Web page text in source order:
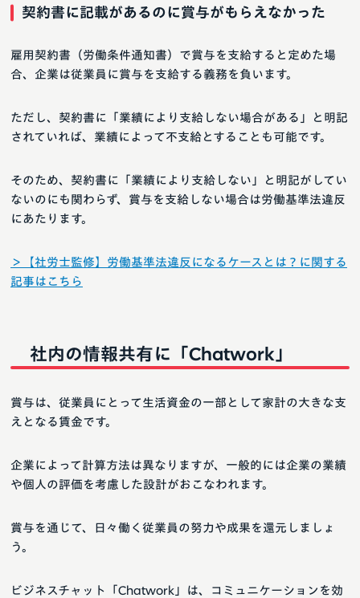
契約書に記載があるのに賞与がもらえなかった
雇用契約書（労働条件通知書）で賞与を支給すると定めた場
合、企業は従業員に賞与を支給する義務を負います。
ただし、契約書に「業績により支給しない場合がある」と明記
されていれば、業績によって不支給とすることも可能です。
そのため、契約書に「業績により支給しない」と明記がしてい
ないのにも関わらず、賞与を支給しない場合は労働基準法違反
にあたります。
＞【社労士監修】労働基準法違反になるケースとは？に関する
記事はこちら
社内の情報共有に「Chatwork」
賞与は、従業員にとって生活資金の一部として家計の大きな支
えとなる賃金です。
企業によって計算方法は異なりますが、一般的には企業の業績
や個人の評価を考慮した設計がおこなわれます。
賞与を通じて、日々働く従業員の努力や成果を還元しましょ
う。
ビジネスチャット「Chatwork」は、コミュニケーションを効